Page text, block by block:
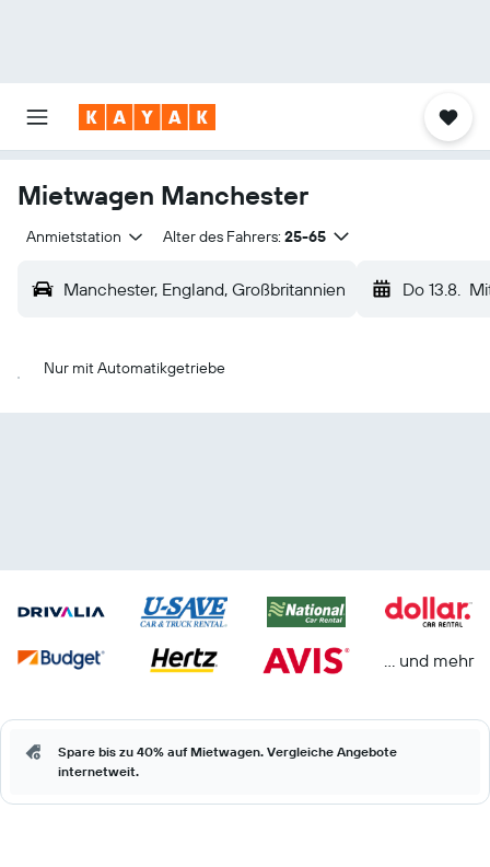
Mietwagen Manchester
Anmietstation Alter des Fahrers: 25-65
Manchester, England, Großbritannien Do 13.8.
Nur mit Automatikgetriebe
… und mehr
Spare bis zu 40% auf Mietwagen. Vergleiche Angebote
internetweit.